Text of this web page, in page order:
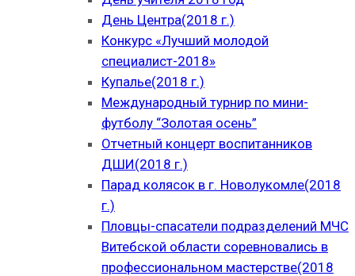
День Центра(2018 г.)
Конкурс «Лучший молодой
специалист-2018»
Купалье(2018 г.)
Международный турнир по мини-
футболу “Золотая осень”
Отчетный концерт воспитанников
ДШИ(2018 г.)
Парад колясок в г. Новолукомле(2018
г.)
Пловцы-спасатели подразделений МЧС
Витебской области соревновались в
профессиональном мастерстве(2018